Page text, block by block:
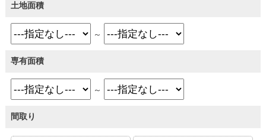
土地面積
～
専有面積
～
間取り